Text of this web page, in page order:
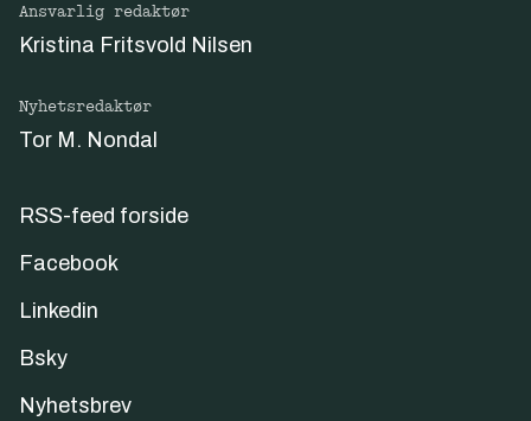
Ansvarlig redaktør
Kristina Fritsvold Nilsen
Nyhetsredaktør
Tor M. Nondal
RSS-feed forside
Facebook
Linkedin
Bsky
Nyhetsbrev